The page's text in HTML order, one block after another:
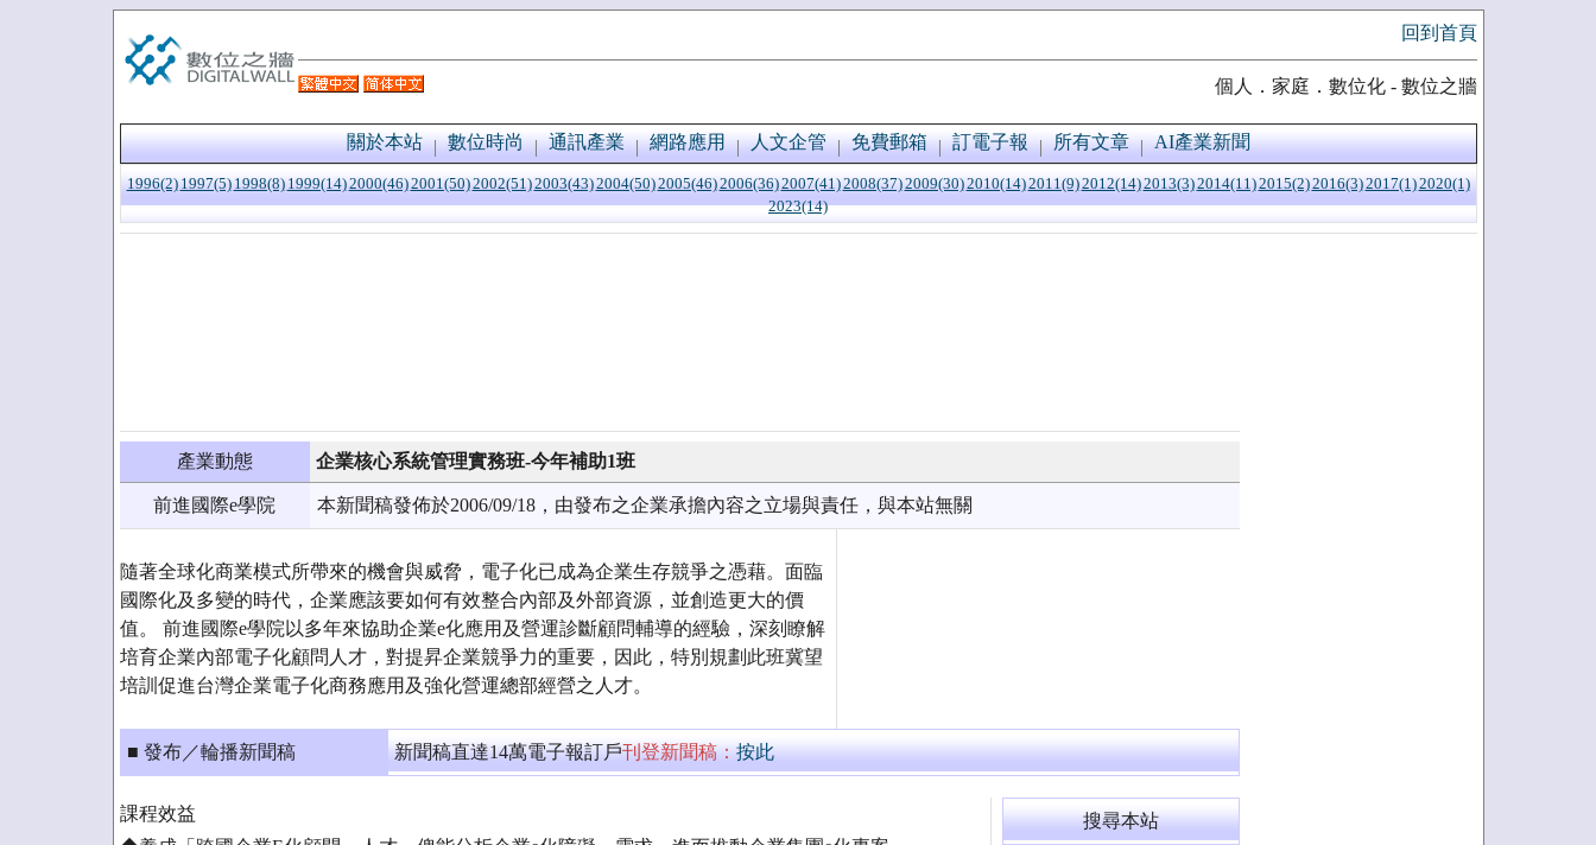
回到首頁
個人．家庭．數位化 - 數位之牆
關於本站 數位時尚 通訊產業 網路應用 人文企管 免費郵箱 訂電子報 所有文章 AI產業新聞
1996(2) 1997(5) 1998(8) 1999(14)2000(46)2001(50)2002(51)2003(43)2004(50)2005(46)2006(36)2007(41)2008(37)2009(30)2010(14)2011(9)2012(14)2013(3)2014(11)2015(2)2016(3)2017(1)2020(1)
2023(14)
產業動態 企業核心系統管理實務班-今年補助1班
前進國際e學院 本新聞稿發佈於2006/09/18，由發布之企業承擔內容之立場與責任，與本站無關
隨著全球化商業模式所帶來的機會與威脅，電子化已成為企業生存競爭之憑藉。面臨
國際化及多變的時代，企業應該要如何有效整合內部及外部資源，並創造更大的價
值。 前進國際e學院以多年來協助企業e化應用及營運診斷顧問輔導的經驗，深刻瞭解
培育企業內部電子化顧問人才，對提昇企業競爭力的重要，因此，特別規劃此班冀望
培訓促進台灣企業電子化商務應用及強化營運總部經營之人才。
■ 發布／輪播新聞稿 新聞稿直達14萬電子報訂戶刊登新聞稿：按此
課程效益
搜尋本站